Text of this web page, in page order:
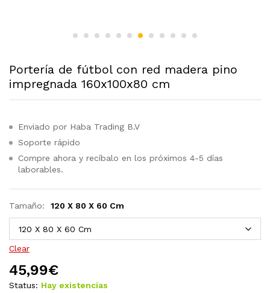
Portería de fútbol con red madera pino
impregnada 160x100x80 cm
Enviado por Haba Trading B.V
Soporte rápido
Compre ahora y recíbalo en los próximos 4-5 días
laborables.
Tamaño: 120 X 80 X 60 Cm
Clear
45,99€
Status: Hay existencias